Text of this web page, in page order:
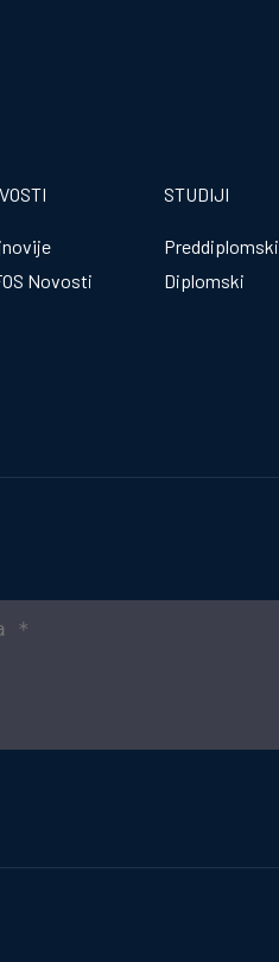
Novosti
STUDIJI
Preddiplomski
Diplomski